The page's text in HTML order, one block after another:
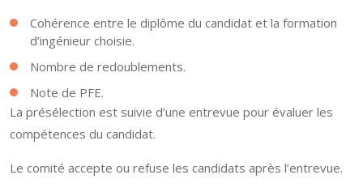
Cohérence entre le diplôme du candidat et la formation
d’ingénieur choisie.
Nombre de redoublements.
Note de PFE.
La présélection est suivie d’une entrevue pour évaluer les
compétences du candidat.
Le comité accepte ou refuse les candidats après l’entrevue.